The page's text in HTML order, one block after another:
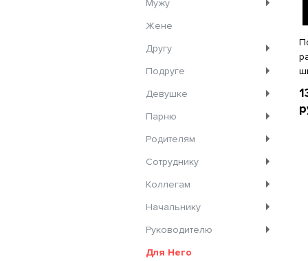
Мужу
Жене
Другу
Подруге
Девушке
Парню
Родителям
Сотруднику
Коллегам
Начальнику
Руководителю
Для Него